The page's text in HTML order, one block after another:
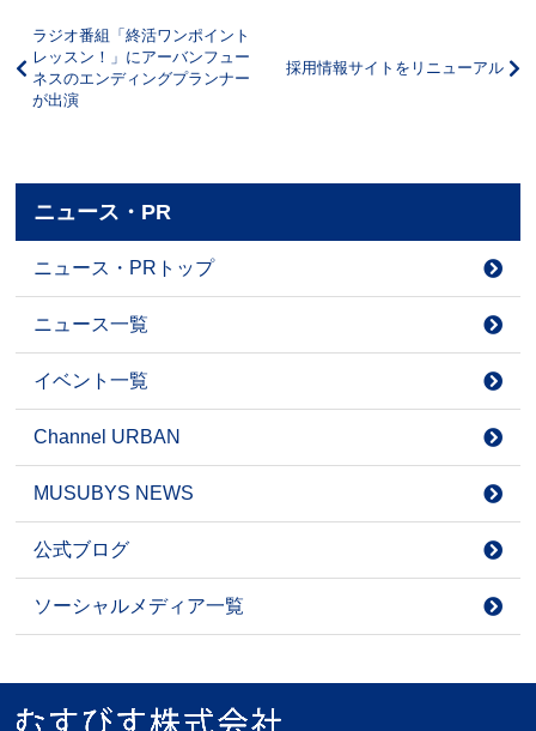
ラジオ番組「終活ワンポイント
レッスン！」にアーバンフュー
ネスのエンディングプランナー
が出演
採用情報サイトをリニューアル
ニュース・PR
ニュース・PRトップ
ニュース一覧
イベント一覧
Channel URBAN
MUSUBYS NEWS
公式ブログ
ソーシャルメディア一覧